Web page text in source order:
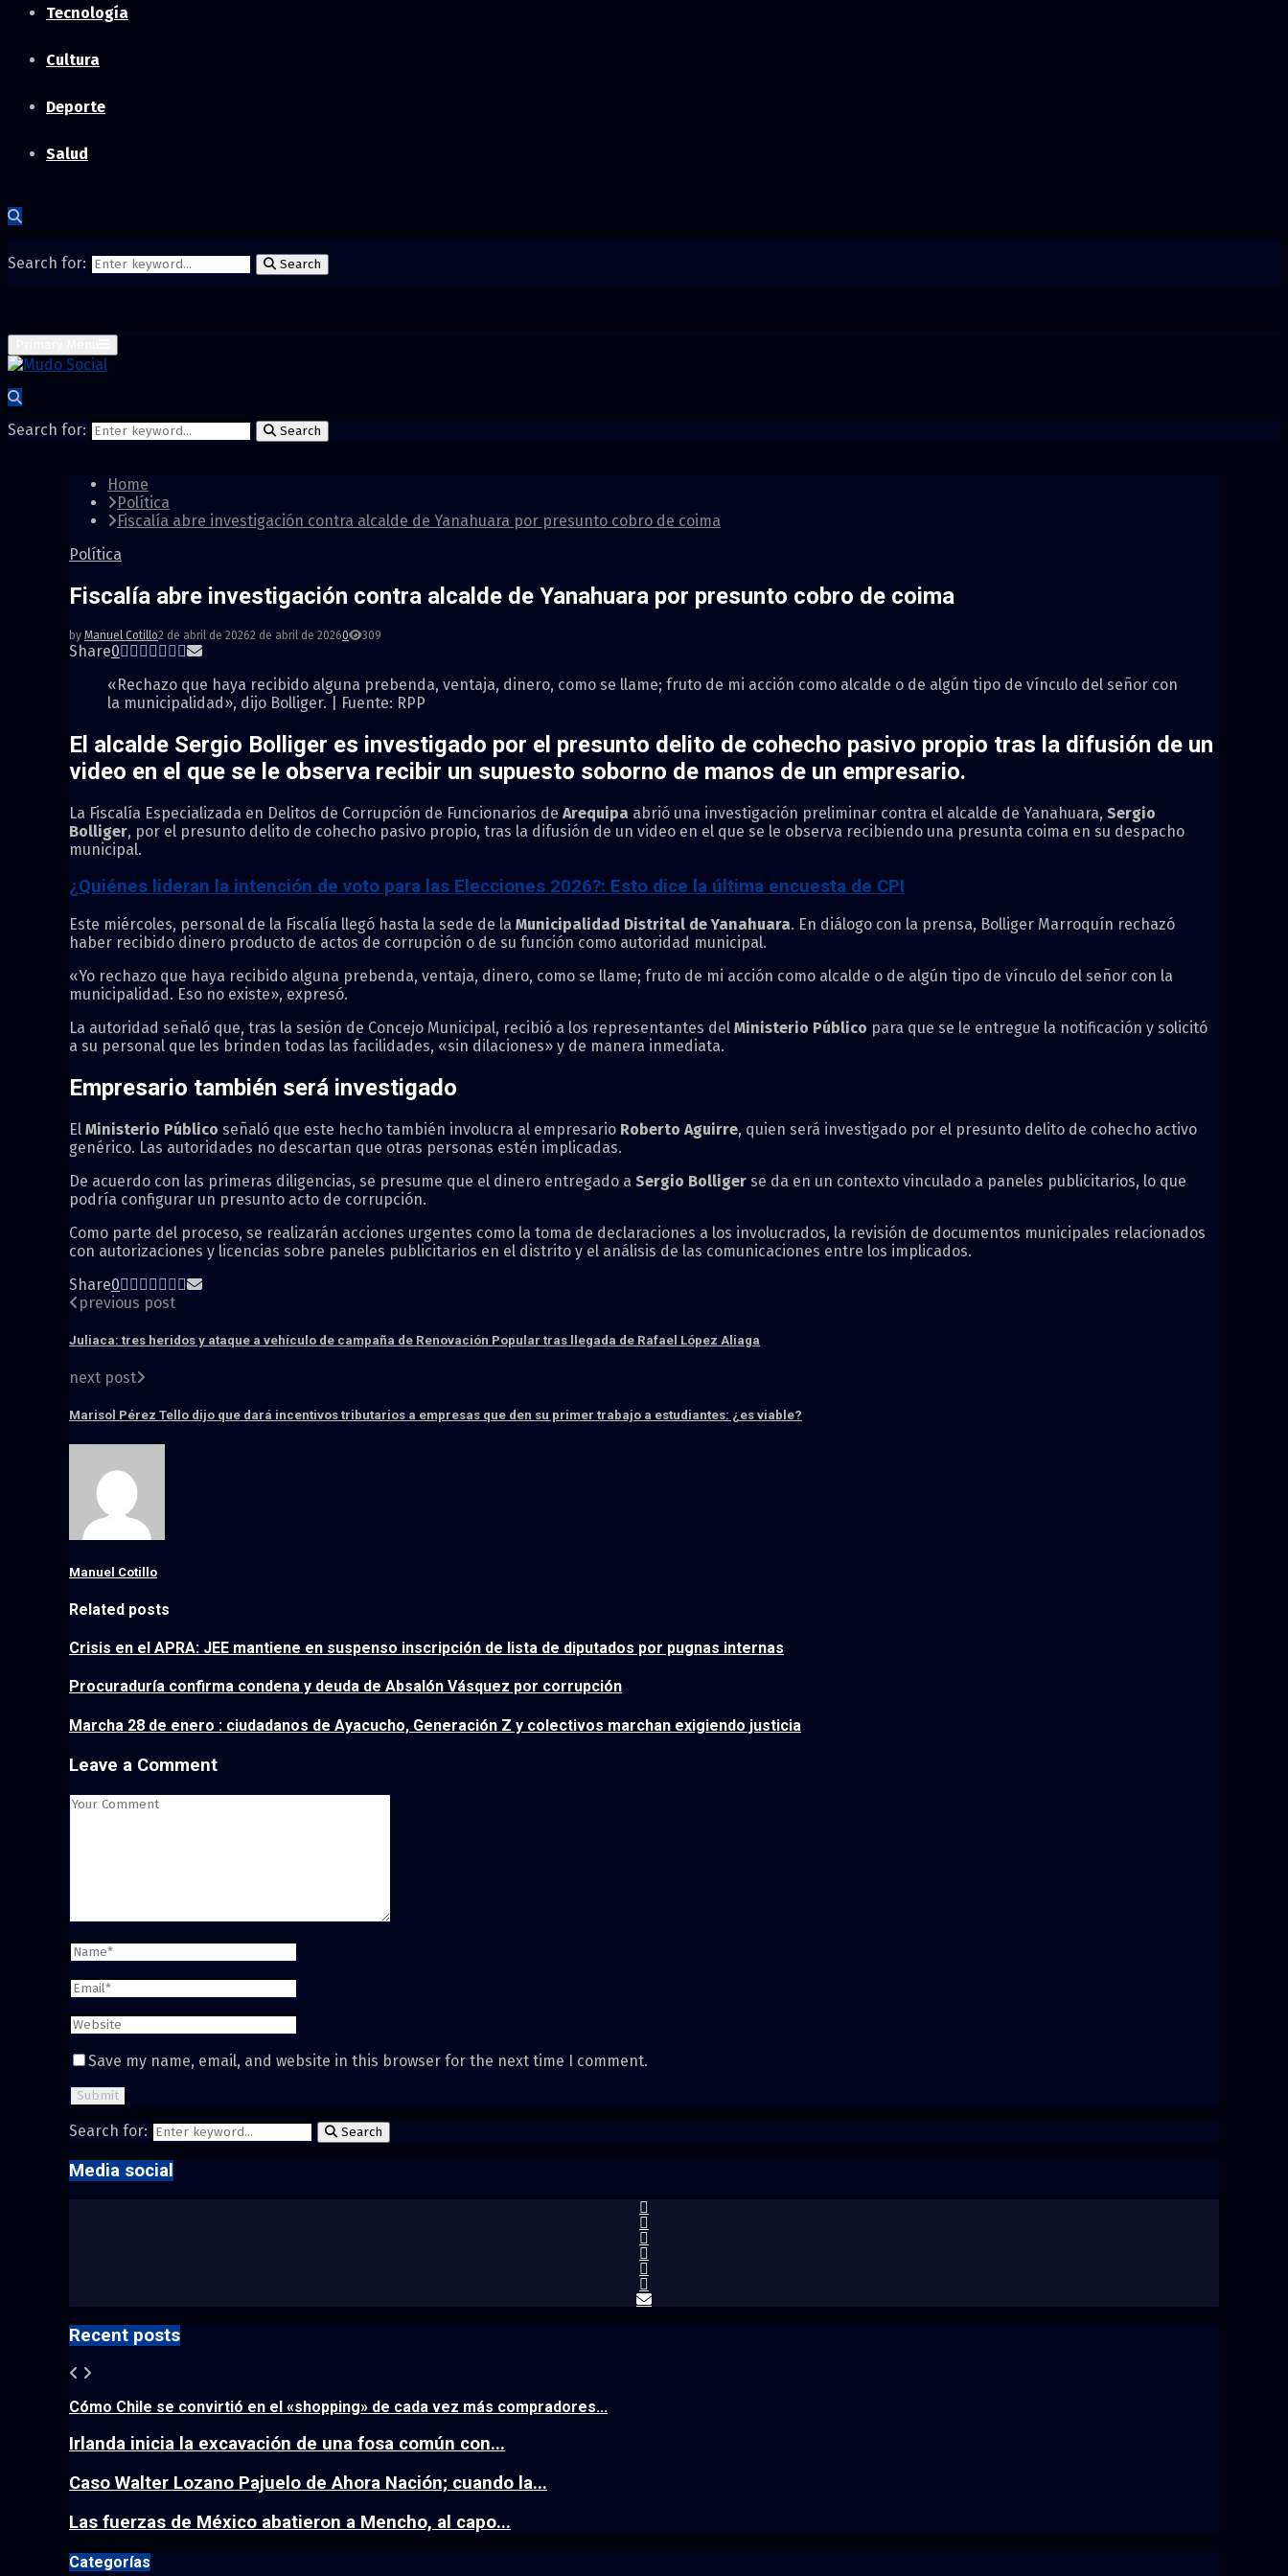
Tecnología
Cultura
Deporte
Salud
Search for: Search
Search for: Search
Home
Política
Fiscalía abre investigación contra alcalde de Yanahuara por presunto cobro de coima
Política
Fiscalía abre investigación contra alcalde de Yanahuara por presunto cobro de coima
by Manuel Cotillo2 de abril de 20262 de abril de 20260 309
Share0
«Rechazo que haya recibido alguna prebenda, ventaja, dinero, como se llame; fruto de mi acción como alcalde o de algún tipo de vínculo del señor con
la municipalidad», dijo Bolliger. | Fuente: RPP
El alcalde Sergio Bolliger es investigado por el presunto delito de cohecho pasivo propio tras la difusión de un
video en el que se le observa recibir un supuesto soborno de manos de un empresario.
La Fiscalía Especializada en Delitos de Corrupción de Funcionarios de Arequipa abrió una investigación preliminar contra el alcalde de Yanahuara, Sergio
Bolliger, por el presunto delito de cohecho pasivo propio, tras la difusión de un video en el que se le observa recibiendo una presunta coima en su despacho
municipal.
¿Quiénes lideran la intención de voto para las Elecciones 2026?: Esto dice la última encuesta de CPI
Este miércoles, personal de la Fiscalía llegó hasta la sede de la Municipalidad Distrital de Yanahuara. En diálogo con la prensa, Bolliger Marroquín rechazó
haber recibido dinero producto de actos de corrupción o de su función como autoridad municipal.
«Yo rechazo que haya recibido alguna prebenda, ventaja, dinero, como se llame; fruto de mi acción como alcalde o de algún tipo de vínculo del señor con la
municipalidad. Eso no existe», expresó.
La autoridad señaló que, tras la sesión de Concejo Municipal, recibió a los representantes del Ministerio Público para que se le entregue la notificación y solicitó
a su personal que les brinden todas las facilidades, «sin dilaciones» y de manera inmediata.
Empresario también será investigado
El Ministerio Público señaló que este hecho también involucra al empresario Roberto Aguirre, quien será investigado por el presunto delito de cohecho activo
genérico. Las autoridades no descartan que otras personas estén implicadas.
De acuerdo con las primeras diligencias, se presume que el dinero entregado a Sergio Bolliger se da en un contexto vinculado a paneles publicitarios, lo que
podría configurar un presunto acto de corrupción.
Como parte del proceso, se realizarán acciones urgentes como la toma de declaraciones a los involucrados, la revisión de documentos municipales relacionados
con autorizaciones y licencias sobre paneles publicitarios en el distrito y el análisis de las comunicaciones entre los implicados.
Share0
previous post
Juliaca: tres heridos y ataque a vehículo de campaña de Renovación Popular tras llegada de Rafael López Aliaga
next post
Marisol Pérez Tello dijo que dará incentivos tributarios a empresas que den su primer trabajo a estudiantes: ¿es viable?
Manuel Cotillo
Related posts
Crisis en el APRA: JEE mantiene en suspenso inscripción de lista de diputados por pugnas internas
Procuraduría confirma condena y deuda de Absalón Vásquez por corrupción
Marcha 28 de enero : ciudadanos de Ayacucho, Generación Z y colectivos marchan exigiendo justicia
Leave a Comment
Save my name, email, and website in this browser for the next time I comment.
Search for: Search
Media social
Recent posts
Cómo Chile se convirtió en el «shopping» de cada vez más compradores...
Irlanda inicia la excavación de una fosa común con...
Caso Walter Lozano Pajuelo de Ahora Nación; cuando la...
Las fuerzas de México abatieron a Mencho, al capo...
Categorías